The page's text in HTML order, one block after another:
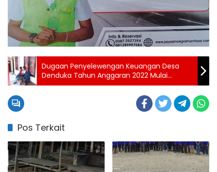
Dugaan Penyelewengan Keuangan Desa
Denduka Tahun Anggaran 2022 Mulai
Diselidiki Polisi
Pos Terkait